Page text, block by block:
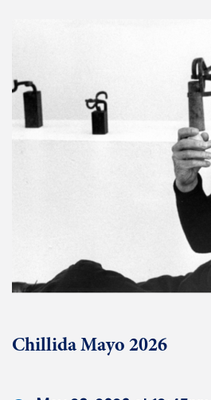
Chillida Mayo 2026